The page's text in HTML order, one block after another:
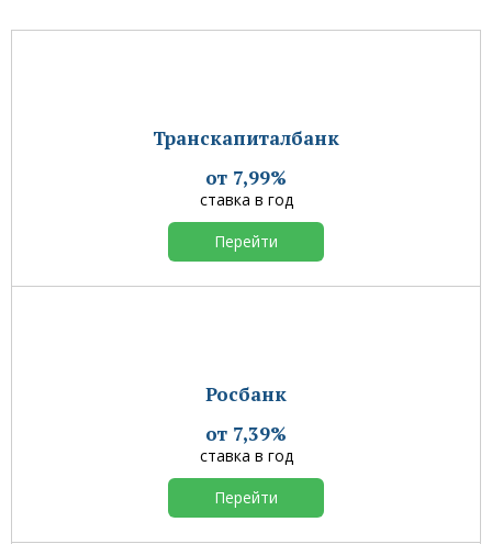
Транскапиталбанк
от 7,99%
ставка в год
Перейти
Росбанк
от 7,39%
ставка в год
Перейти